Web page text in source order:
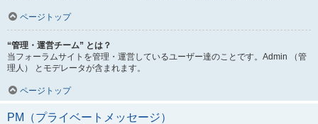
ページトップ
“管理・運営チーム” とは？
当フォーラムサイトを管理・運営しているユーザー達のことです。Admin （管
理人） とモデレータが含まれます。
ページトップ
PM（プライベートメッセージ）